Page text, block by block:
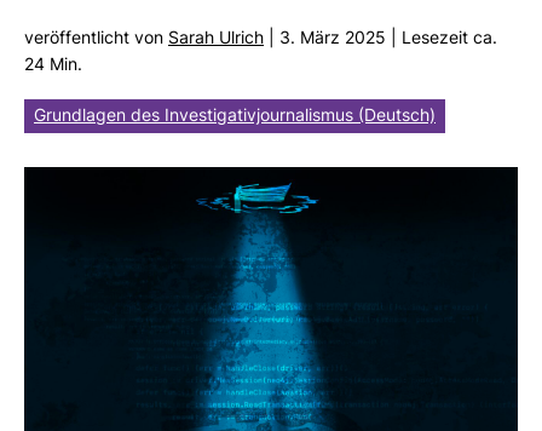
ver­öf­fent­licht von Sarah Ulrich | 3. März 2025 | Lese­zeit ca.
24 Min.
Grundlagen des Investigativjournalismus (Deutsch)